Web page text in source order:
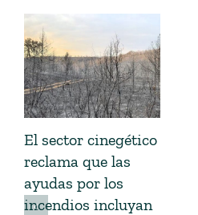
El sector cinegético
reclama que las
ayudas por los
incendios incluyan